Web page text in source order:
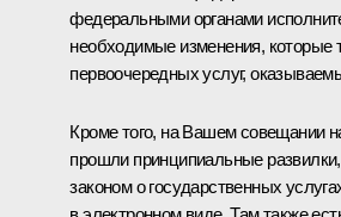
федеральными органами
необходимые изменения, которые
первоочередных услуг,
Кроме того, на Вашем совещании
прошли принципиальные
законом о государственных